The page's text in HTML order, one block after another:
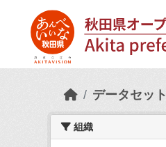
データセット
組織